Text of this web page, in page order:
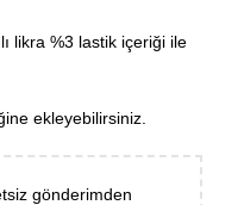
likra %3 lastik içeriği ile
ekleyebilirsiniz.
gönderimden